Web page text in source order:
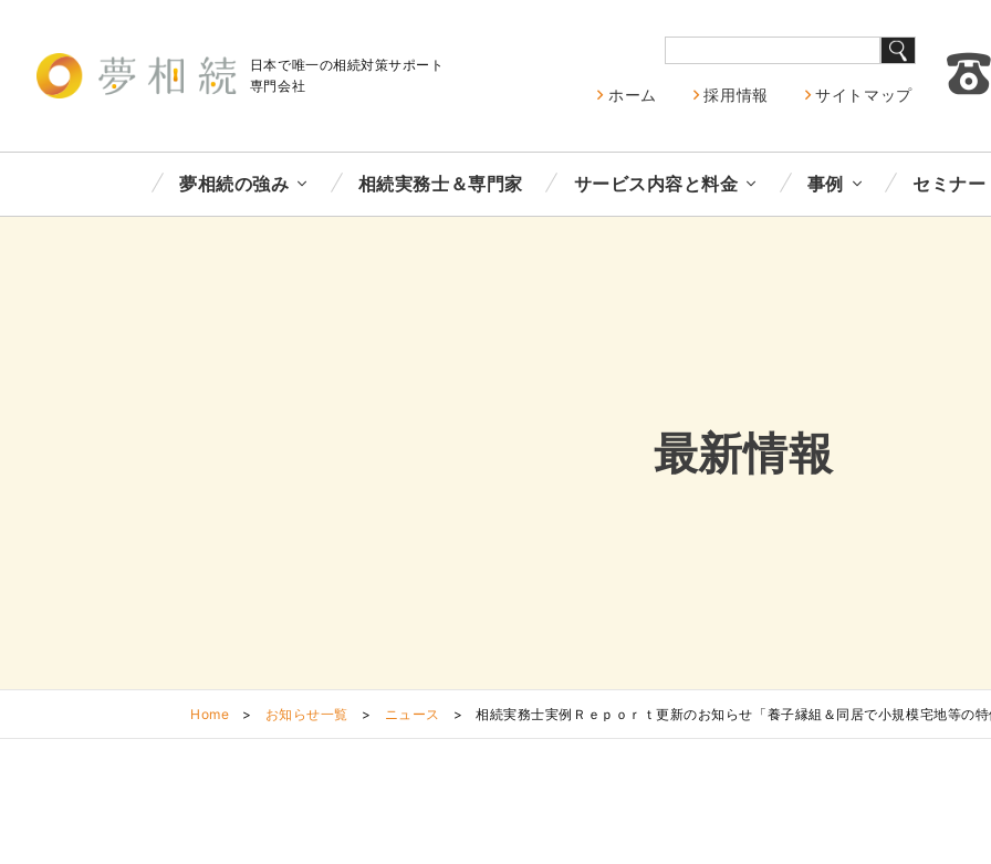
日本で唯一の相続対策サポート
専門会社
ホーム 採用情報 サイトマップ
夢相続の強み 相続実務士＆専門家 サービス内容と料金 事例 セミナー
最新情報
Home > お知らせ一覧 > ニュース > 相続実務士実例Ｒｅｐｏｒｔ更新のお知らせ「養子縁組＆同居で小規模宅地等の